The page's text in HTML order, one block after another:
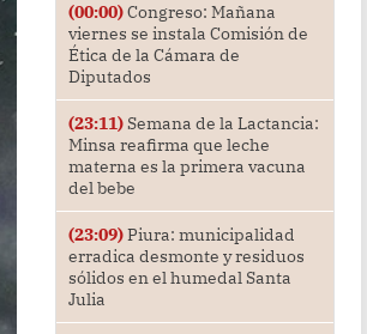
(00:00)Congreso: Mañana
viernes se instala Comisión de
Ética de la Cámara de
Diputados
(23:11)Semana de la Lactancia:
Minsa reafirma que leche
materna es la primera vacuna
del bebe
(23:09)Piura: municipalidad
erradica desmonte y residuos
sólidos en el humedal Santa
Julia